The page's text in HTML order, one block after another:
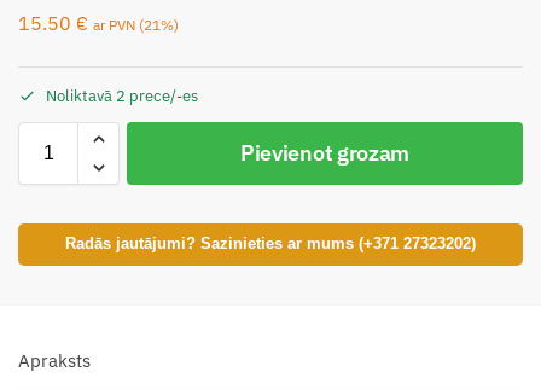
15.50 € ar PVN (21%)
Noliktavā 2 prece/-es
Pievienot grozam
Radās jautājumi? Sazinieties ar mums (+371 27323202)
Apraksts